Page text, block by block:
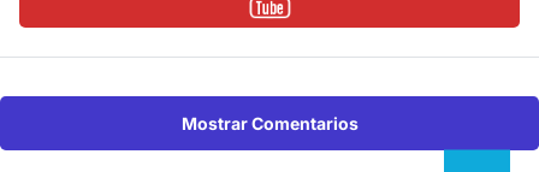
Mostrar Comentarios